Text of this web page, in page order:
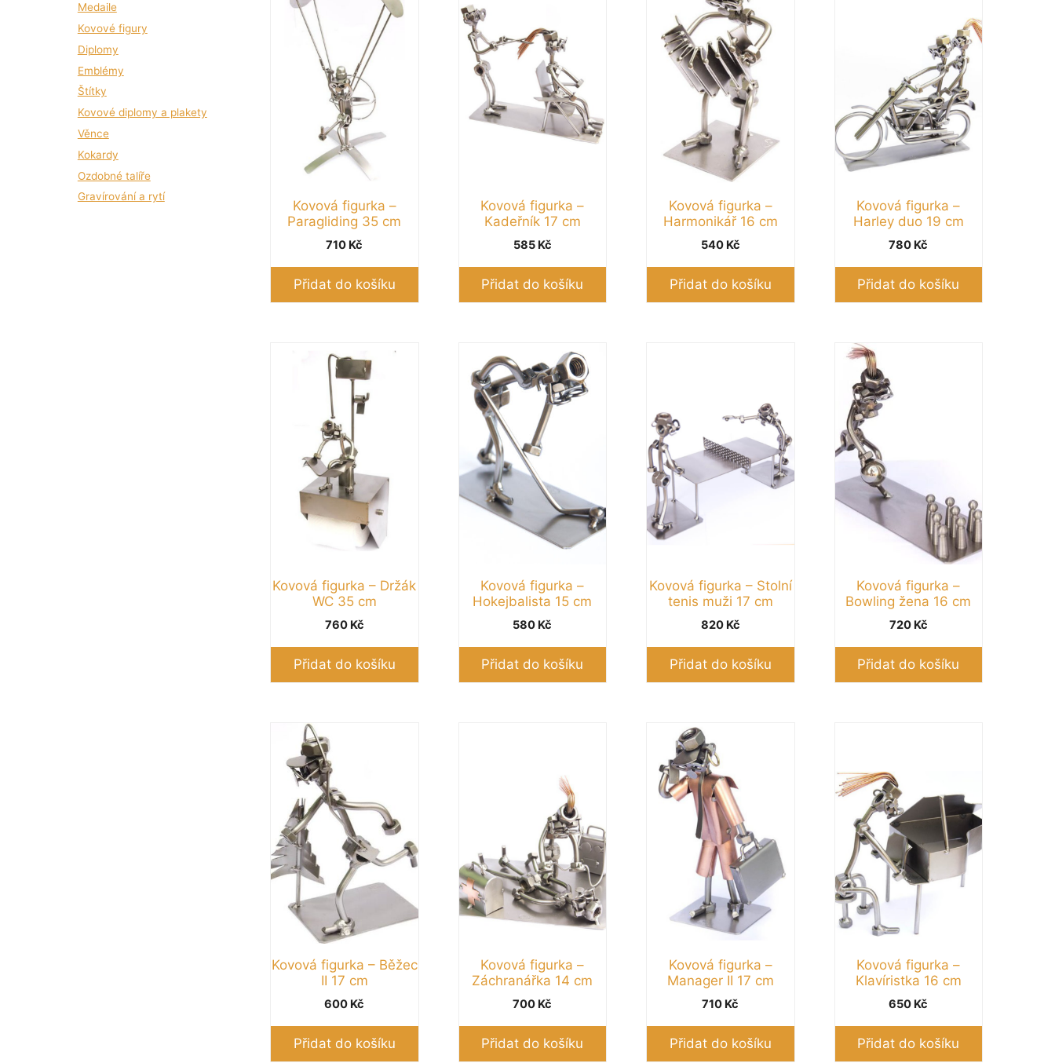
Kovová figurka –
Paragliding 35 cm
710 Kč
Přidat do košíku
Kovová figurka –
Kadeřník 17 cm
585 Kč
Přidat do košíku
Kovová figurka –
Harmonikář 16 cm
540 Kč
Přidat do košíku
Kovová figurka –
Harley duo 19 cm
780 Kč
Přidat do košíku
Kovová figurka – Držák
WC 35 cm
760 Kč
Přidat do košíku
Kovová figurka –
Hokejbalista 15 cm
580 Kč
Přidat do košíku
Kovová figurka – Stolní
tenis muži 17 cm
820 Kč
Přidat do košíku
Kovová figurka –
Bowling žena 16 cm
720 Kč
Přidat do košíku
Kovová figurka – Běžec
II 17 cm
600 Kč
Přidat do košíku
Kovová figurka –
Záchranářka 14 cm
700 Kč
Přidat do košíku
Kovová figurka –
Manager II 17 cm
710 Kč
Přidat do košíku
Kovová figurka –
Klavíristka 16 cm
650 Kč
Přidat do košíku
Stolní tenis
Střelba
Tenis
Univerzální
Zvířátka
Medaile
Kovové figury
Diplomy
Emblémy
Štítky
Kovové diplomy a plakety
Věnce
Kokardy
Ozdobné talíře
Gravírování a rytí